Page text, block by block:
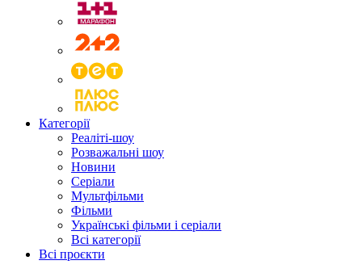
Категорії
Реаліті-шоу
Розважальні шоу
Новини
Серіали
Мультфільми
Фільми
Українські фільми і серіали
Всі категорії
Всі проєкти